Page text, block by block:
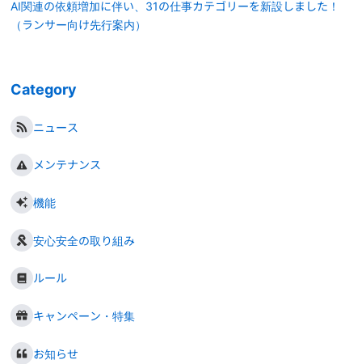
AI関連の依頼増加に伴い、31の仕事カテゴリーを新設しました！
（ランサー向け先行案内）
Category
ニュース
メンテナンス
機能
安心安全の取り組み
ルール
キャンペーン・特集
お知らせ